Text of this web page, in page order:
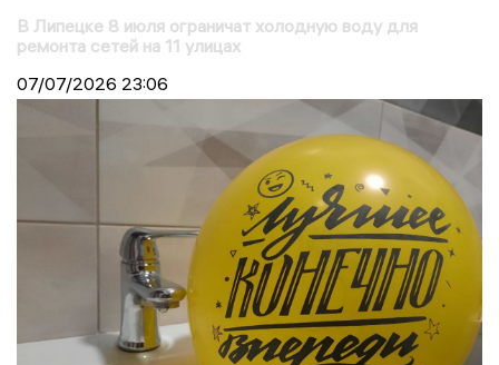
В Липецке 8 июля ограничат холодную воду для
ремонта сетей на 11 улицах
07/07/2026 23:06